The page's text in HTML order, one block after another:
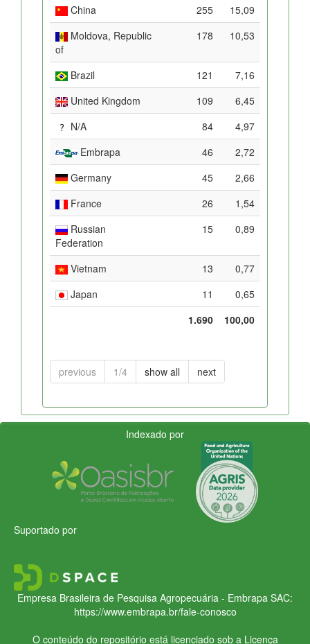
China
255
15,09
Moldova, Republic
of
178 10,53
Brazil 121
7,16
United Kingdom
109
6,45
N/A
84
4,97
Embrapa
46
2,72
Germany
45
2,66
France
26
1,54
Russian
Federation
15 0,89
Vietnam 13
0,77
Japan
11
0,65
1.690
100,00
previous 1/4 show all next
Indexado por
Suportado por
Empresa Brasileira de Pesquisa Agropecuária - Embrapa SAC:
https://www.embrapa.br/fale-conosco
O conteúdo do repositório está licenciado sob a Licença